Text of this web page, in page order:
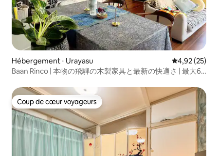
Hébergement ⋅ Urayasu Évaluation
4,92 (25)
Baan Rinco | 本物の飛騨の木製家具と最新の快適さ | 最大6
Coup de cœur voyageurs
Coup de cœur voyageurs